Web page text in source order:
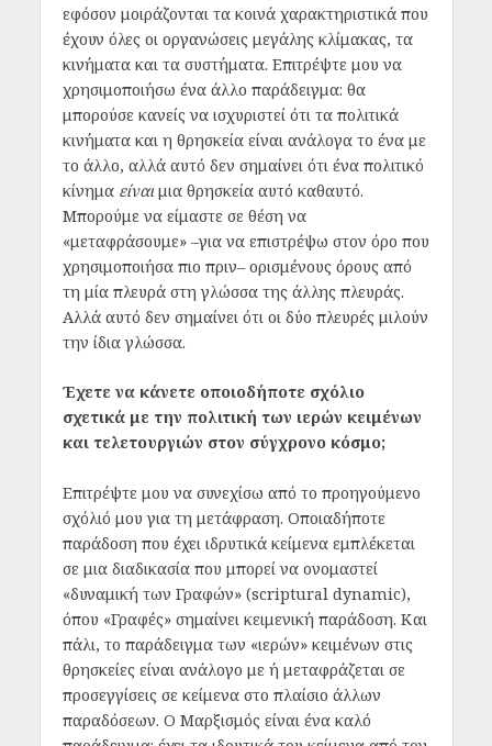
εφόσον μοιράζονται τα κοινά χαρακτηριστικά που
έχουν όλες οι οργανώσεις μεγάλης κλίμακας, τα
κινήματα και τα συστήματα. Επιτρέψτε μου να
χρησιμοποιήσω ένα άλλο παράδειγμα: θα
μπορούσε κανείς να ισχυριστεί ότι τα πολιτικά
κινήματα και η θρησκεία είναι ανάλογα το ένα με
το άλλο, αλλά αυτό δεν σημαίνει ότι ένα πολιτικό
κίνημα είναιμια θρησκεία αυτό καθαυτό.
Μπορούμε να είμαστε σε θέση να
«μεταφράσουμε» –για να επιστρέψω στον όρο που
χρησιμοποιήσα πιο πριν– ορισμένους όρους από
τη μία πλευρά στη γλώσσα της άλλης πλευράς.
Αλλά αυτό δεν σημαίνει ότι οι δύο πλευρές μιλούν
την ίδια γλώσσα.
Έχετε να κάνετε οποιοδήποτε σχόλιο
σχετικά με την πολιτική των ιερών κειμένων
και τελετουργιών στον σύγχρονο κόσμο;
Επιτρέψτε μου να συνεχίσω από το προηγούμενο
σχόλιό μου για τη μετάφραση. Οποιαδήποτε
παράδοση που έχει ιδρυτικά κείμενα εμπλέκεται
σε μια διαδικασία που μπορεί να ονομαστεί
«δυναμική των Γραφών» (scriptural dynamic),
όπου «Γραφές» σημαίνει κειμενική παράδοση. Και
πάλι, το παράδειγμα των «ιερών» κειμένων στις
θρησκείες είναι ανάλογο με ή μεταφράζεται σε
προσεγγίσεις σε κείμενα στο πλαίσιο άλλων
παραδόσεων. Ο Μαρξισμός είναι ένα καλό